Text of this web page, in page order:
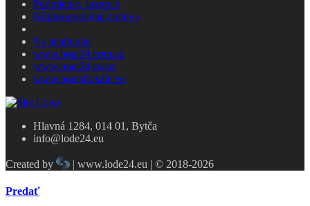
Podmienky inzercie
Kúpno-predajná zmluva
Na stiahnutie
www.boat24.com.au
www.boat24.co.nz
www.boatsforsale.eu
Hlavná 1284, 014 01, Bytča
info@lode24.eu
Created by | www.lode24.eu | © 2018-2026
Predať